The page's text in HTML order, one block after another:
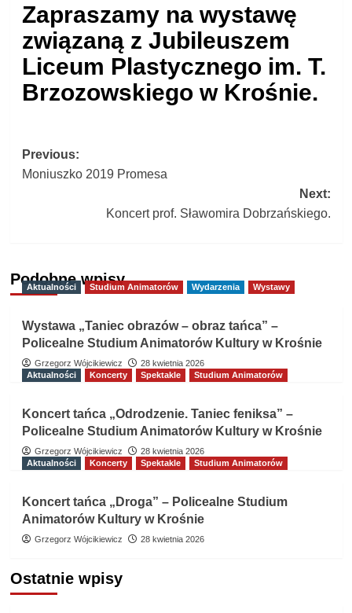
Zapraszamy na wystawę
związaną z Jubileuszem
Liceum Plastycznego im. T.
Brzozowskiego w Krośnie.
Post
navigation
Previous:
Moniuszko 2019 Promesa
Next:
Koncert prof. Sławomira Dobrzańskiego.
Podobne wpisy
Aktualności Studium Animatorów Wydarzenia Wystawy
Wystawa „Taniec obrazów – obraz tańca” –
Policealne Studium Animatorów Kultury w Krośnie
Grzegorz Wójcikiewicz
28 kwietnia 2026
Aktualności
Koncerty Spektakle Studium Animatorów
Koncert tańca „Odrodzenie. Taniec feniksa” –
Policealne Studium Animatorów Kultury w Krośnie
Grzegorz Wójcikiewicz
28 kwietnia 2026
Aktualności
Koncerty Spektakle Studium Animatorów
Koncert tańca „Droga” – Policealne Studium
Animatorów Kultury w Krośnie
Grzegorz Wójcikiewicz 28 kwietnia 2026
Ostatnie wpisy